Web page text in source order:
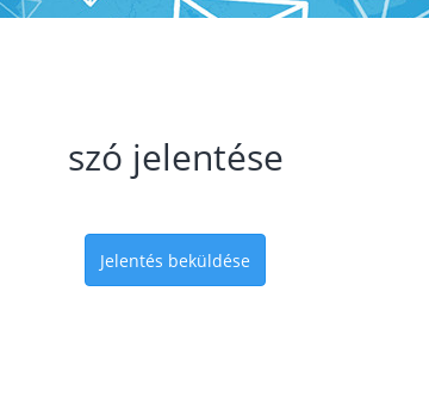
szó jelentése
Jelentés beküldése